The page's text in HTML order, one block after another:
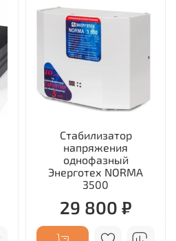
Стабилизатор
напряжения
однофазный
Энерготех NORMA
3500
29 800 ₽